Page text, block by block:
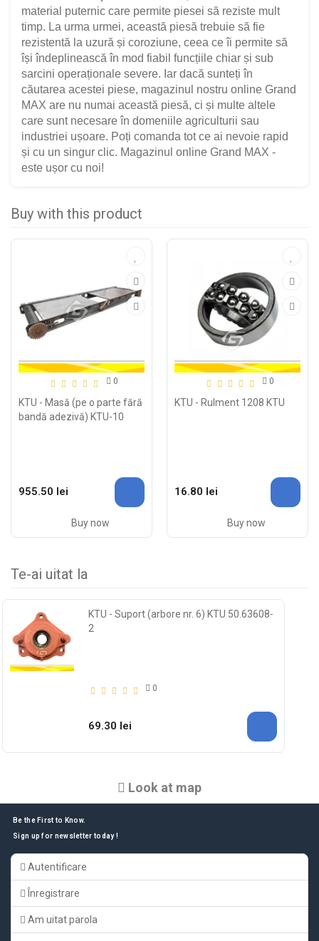
material puternic care permite piesei să reziste mult
timp. La urma urmei, această piesă trebuie să fie
rezistentă la uzură și coroziune, ceea ce îi permite să
își îndeplinească în mod fiabil funcțiile chiar și sub
sarcini operaționale severe. Iar dacă sunteți în
căutarea acestei piese, magazinul nostru online Grand
MAX are nu numai această piesă, ci și multe altele
care sunt necesare în domeniile agriculturii sau
industriei ușoare. Poți comanda tot ce ai nevoie rapid
și cu un singur clic. Magazinul online Grand MAX -
este ușor cu noi!
Buy with this product
0
KTU - Masă (pe o parte fără
bandă adezivă) KTU-10
955.50 lei
Buy now
0
KTU - Rulment 1208 KTU
16.80 lei
Buy now
Te-ai uitat la
KTU - Suport (arbore nr. 6) KTU 50.63608-
2
0
69.30 lei
Look at map
Be the First to Know.
Sign up for newsletter today !
Autentificare
Înregistrare
Am uitat parola